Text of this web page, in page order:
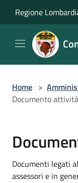
Regione
Home >
Documento
Documenti legati
assessori e in